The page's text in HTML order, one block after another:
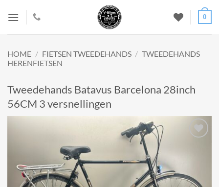
naar
0
HOME / FIETSEN TWEEDEHANDS / TWEEDEHANDS
HERENFIETSEN
Tweedehands Batavus Barcelona 28inch
56CM 3 versnellingen